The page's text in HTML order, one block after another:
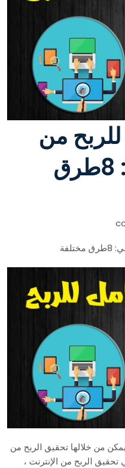
من
موقعك العربي: 8طرق
من خلالها تحقيق الربح من
تحقيق الربح من الإنترنت ،